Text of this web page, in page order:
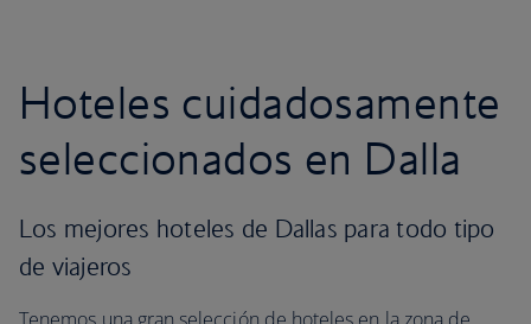
Hoteles cuidadosamente
seleccionados en Dalla
Los mejores hoteles de Dallas para todo tipo
de viajeros